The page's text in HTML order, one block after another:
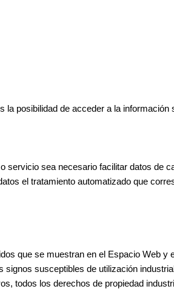
la posibilidad de acceder a la
servicio sea necesario facilitar datos de
el tratamiento automatizado que
que se muestran en el Espacio Web
susceptibles de utilización
todos los derechos de propiedad